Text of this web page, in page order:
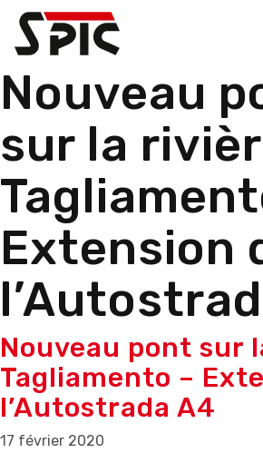
Nouveau
sur la
Extension
Nouveau pont sur
Tagliamento –
l’Autostrada A4
17 février 2020